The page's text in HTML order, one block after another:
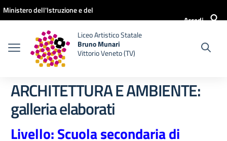
Vai ai contenuti
Vai al menu di navigazione
Vai al footer
Ministero dell'Istruzione e del
Accedi
Liceo Artistico Statale
Bruno Munari
Vittorio Veneto (TV)
ARCHITETTURA E AMBIENTE:
galleria elaborati
Livello: Scuola secondaria di